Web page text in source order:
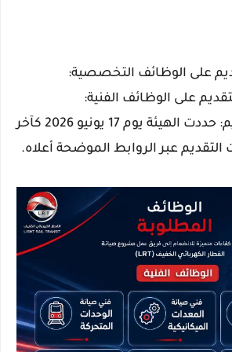
على الوظائف التخصصية:
على الوظائف الفنية:
​⚠️ آخر موعد للتقديم: حددت الهيئة يوم 17 يونيو 2026 كآخر
عبر الروابط الموضحة أعلاه.